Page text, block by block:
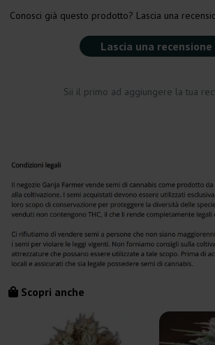
Conosci già questo prodotto? Lascia una
Lascia una recensione
Sii il primo ad aggiungere la tua
Scopri anche